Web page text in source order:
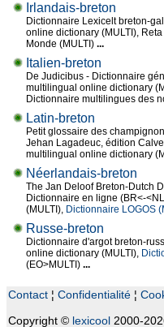
Irlandais-breton
Dictionnaire Lexicelt breton-
online dictionary (MULTI),
Monde (MULTI) ...
Italien-breton
De Judicibus - Dictionnaire
multilingual online dictionary
Dictionnaire multilingues des
Latin-breton
Petit glossaire des
Jehan Lagadeuc, édition
multilingual online dictionary
Néerlandais-breton
The Jan Deloof Breton-Dutch
Dictionnaire en ligne (BR<-
(MULTI), Dictionnaire LOGOS
Russe-breton
Dictionnaire d'argot breton-
online dictionary (MULTI),
(EO>MULTI) ...
Contact ¦ Confidentialité ¦
Copyright © lexicool 2000-